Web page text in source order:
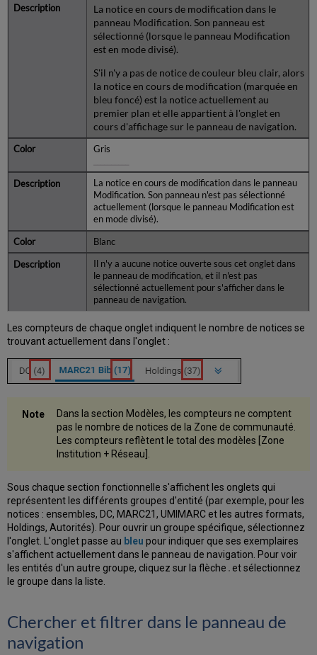
nouvelle
bibliographique
bibliographique
-
UNIMARC
Vue
mode
non
modifiable
Consulter
attribuer
des
« Un
processus
externe
la
notice
d'origine »
lors
de
la
modification
de
la
Zone
de
La notice en cours de modification dans le
panneau Modification. Son panneau est
sélectionné (lorsque le panneau Modification
est en mode divisé).
S'il n'y a pas de notice de couleur bleu clair, alors
la notice en cours de modification (marquée en
bleu foncé) est la notice actuellement au
premier plan et elle appartient à l'onglet en
cours d'affichage sur le panneau de navigation.
Gris
La notice en cours de modification dans le panneau
Modification. Son panneau n'est pas sélectionné
actuellement (lorsque le panneau Modification est
en mode divisé).
Blanc
Il n'y a aucune notice ouverte sous cet onglet dans
le panneau de modification, et il n'est pas
sélectionné actuellement pour s'afficher dans le
panneau de navigation.
Les compteurs de chaque onglet indiquent le nombre de notices se
trouvant actuellement dans l'onglet :
Dans la section Modèles, les compteurs ne comptent
pas le nombre de notices de la Zone de communauté.
Les compteurs reflètent le total des modèles [Zone
Institution + Réseau].
Sous chaque section fonctionnelle s'affichent les onglets qui
représentent les différents groupes d'entité (par exemple, pour les
notices : ensembles, DC, MARC21, UMIMARC et les autres formats,
Holdings, Autorités). Pour ouvrir un groupe spécifique, sélectionnez
l'onglet. L'onglet passe au bleupour indiquer que ses exemplaires
s'affichent actuellement dans le panneau de navigation. Pour voir
les entités d'un autre groupe, cliquez sur la flèche et sélectionnez
le groupe dans la liste.
Chercher et filtrer dans le panneau de
navigation